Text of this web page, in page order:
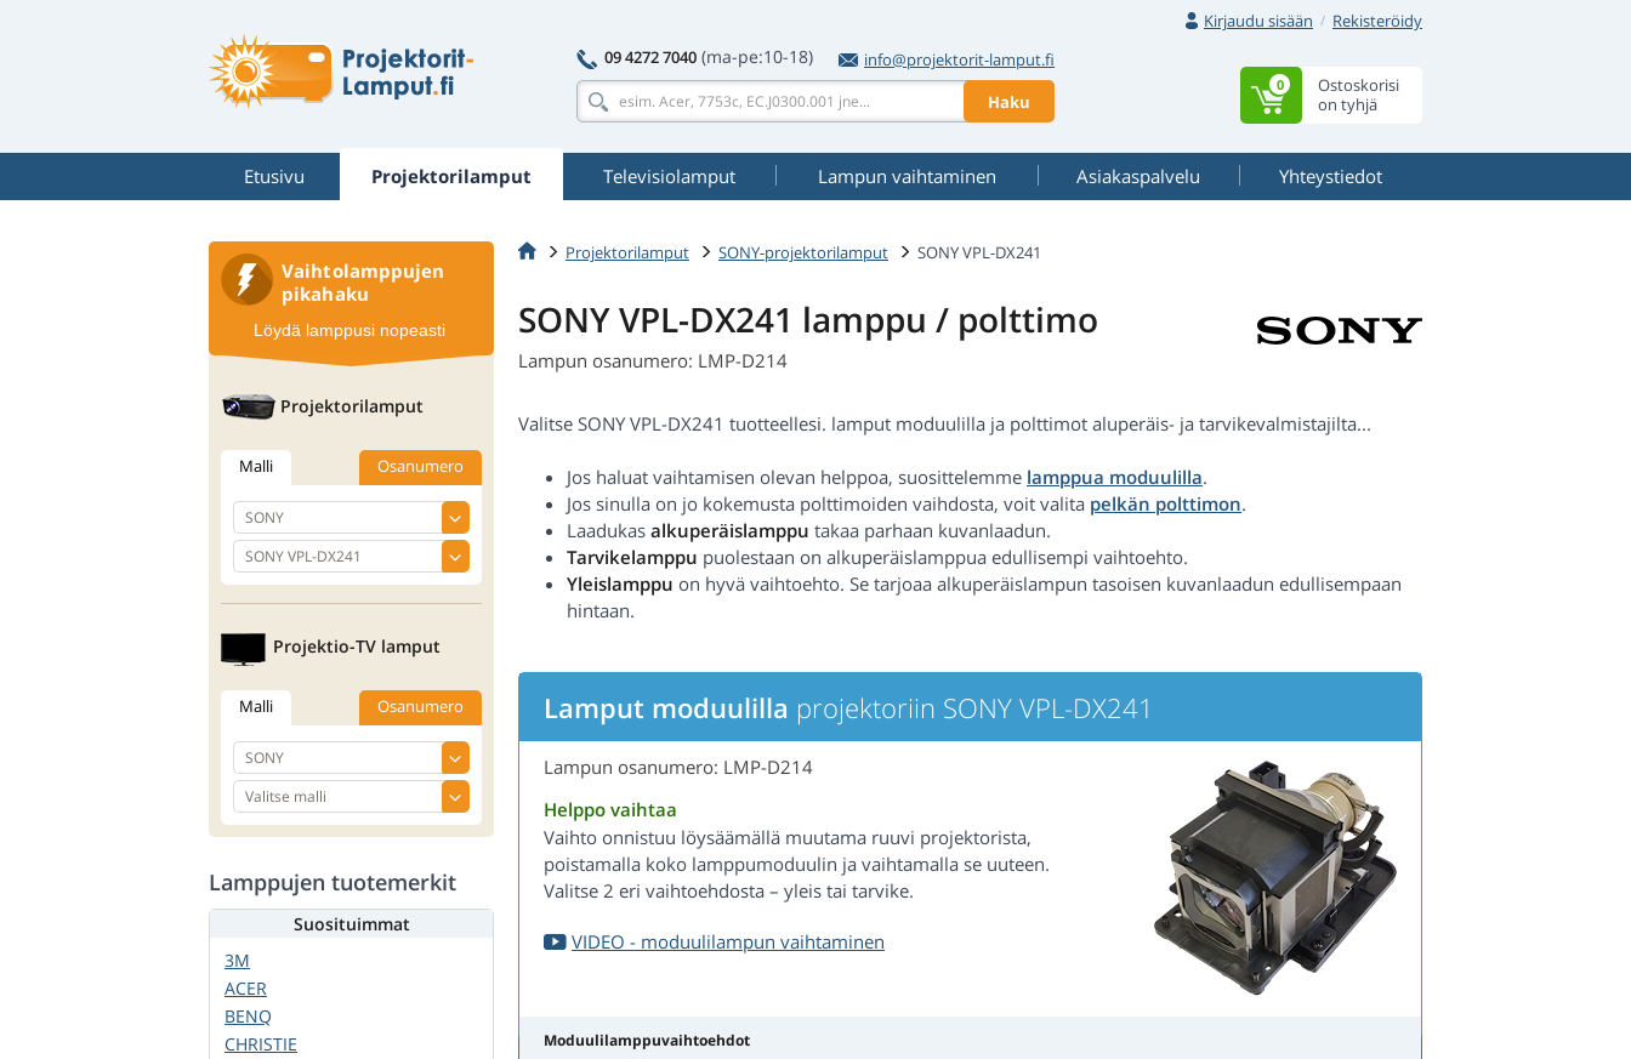
Kirjaudu sisään
Rekisteröidy
09 4272 7040 (ma-pe:10-18)
info@projektorit-lamput.fi
Haku
Ostoskorisi
on tyhjä
0
Etusivu Projektorilamput Televisiolamput Lampun vaihtaminen Asiakaspalvelu Yhteystiedot
Projektorilamput SONY-projektorilamput SONY VPL-DX241
SONY VPL-DX241 lamppu / polttimo
Lampun osanumero: LMP-D214
Valitse SONY VPL-DX241 tuotteellesi. lamput moduulilla ja polttimot aluperäis- ja tarvikevalmistajilta...
Jos haluat vaihtamisen olevan helppoa, suosittelemme lamppua moduulilla.
Jos sinulla on jo kokemusta polttimoiden vaihdosta, voit valita pelkän polttimon.
Laadukas alkuperäislamppu takaa parhaan kuvanlaadun.
Tarvikelamppu puolestaan on alkuperäislamppua edullisempi vaihtoehto.
Yleislamppu on hyvä vaihtoehto. Se tarjoaa alkuperäislampun tasoisen kuvanlaadun edullisempaan
hintaan.
Lamput moduulilla projektoriin SONY VPL-DX241
Lampun osanumero: LMP-D214
Helppo vaihtaa
Vaihto onnistuu löysäämällä muutama ruuvi projektorista,
poistamalla koko lamppumoduulin ja vaihtamalla se uuteen.
Valitse 2 eri vaihtoehdosta – yleis tai tarvike.
VIDEO - moduulilampun vaihtaminen
Moduulilamppuvaihtoehdot
Vaihtolamppujen
pikahaku
Löydä lamppusi nopeasti
Projektorilamput
Malli Osanumero
Projektio-TV lamput
Malli Osanumero
Lamppujen tuotemerkit
Suosituimmat
3M
ACER
BENQ
CHRISTIE